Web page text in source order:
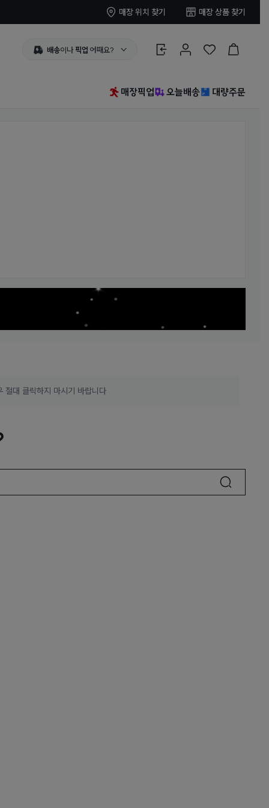
매장 위치 찾기 매장 상품 찾기
배송이나픽업 어때요?
매장픽업 오늘배송 대량주문
절대 클릭하지 마시기 바랍니다